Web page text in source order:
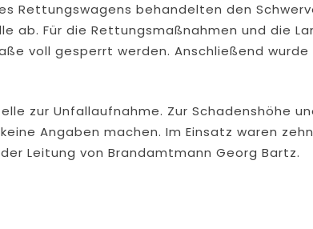
Rettungswagens behandelten den
ab. Für die Rettungsmaßnahmen und die
voll gesperrt werden. Anschließend
zur Unfallaufnahme. Zur Schadenshöhe
Angaben machen. Im Einsatz waren
Leitung von Brandamtmann Georg Bartz.